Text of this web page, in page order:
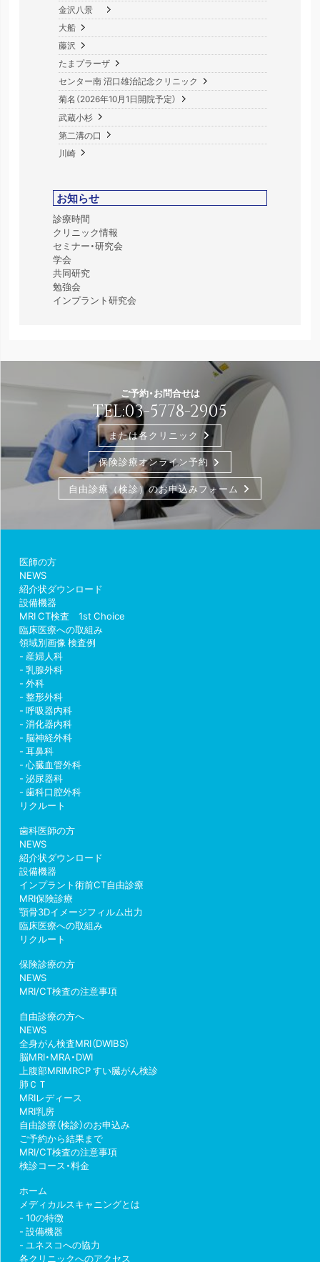
金沢八景
大船
藤沢
たまプラーザ
センター南 沼口雄治記念クリニック
菊名（2026年10月1日開院予定）
武蔵小杉
第二溝の口
川崎
お知らせ
診療時間
クリニック情報
セミナー・研究会
学会
共同研究
勉強会
インプラント研究会
ご予約・お問合せは
TEL:03-5778-2905
または各クリニック
保険診療オンライン予約
自由診療（検診）のお申込みフォーム
医師の方
NEWS
紹介状ダウンロード
設備機器
MRI CT検査 1st Choice
臨床医療への取組み
領域別画像 検査例
産婦人科
乳腺外科
外科
整形外科
呼吸器内科
消化器内科
脳神経外科
耳鼻科
心臓血管外科
泌尿器科
歯科口腔外科
リクルート
歯科医師の方
NEWS
紹介状ダウンロード
設備機器
インプラント術前CT自由診療
MRI保険診療
顎骨3Dイメージフィルム出力
臨床医療への取組み
リクルート
保険診療の方
NEWS
MRI/CT検査の注意事項
自由診療の方へ
NEWS
全身がん検査MRI（DWIBS）
脳MRI・MRA・DWI
上腹部MRIMRCP すい臓がん検診
肺ＣＴ
MRIレディース
MRI乳房
自由診療（検診）のお申込み
ご予約から結果まで
MRI/CT検査の注意事項
検診コース・料金
ホーム
メディカルスキャニングとは
10の特徴
設備機器
ユネスコへの協力
各クリニックへのアクセス